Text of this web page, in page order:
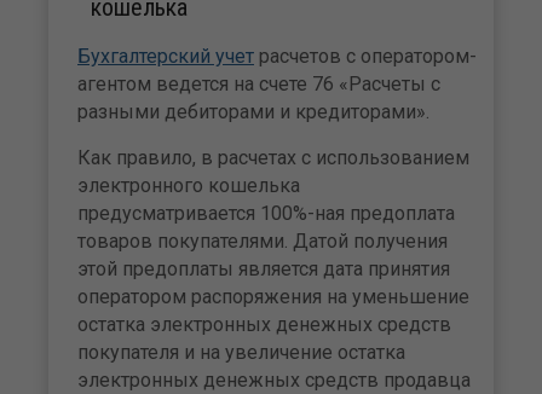
кошелька
Бухгалтерский учет расчетов с оператором-
агентом ведется на счете 76 «Расчеты с
разными дебиторами и кредиторами».
Как правило, в расчетах с использованием
электронного кошелька
предусматривается 100%-ная предоплата
товаров покупателями. Датой получения
этой предоплаты является дата принятия
оператором распоряжения на уменьшение
остатка электронных денежных средств
покупателя и на увеличение остатка
электронных денежных средств продавца